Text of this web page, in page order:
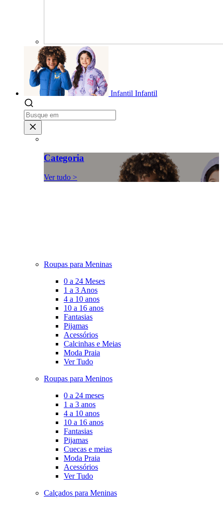
Infantil Infantil
Categoria
Ver tudo >
Roupas para Meninas
0 a 24 Meses
1 a 3 Anos
4 a 10 anos
10 a 16 anos
Fantasias
Pijamas
Acessórios
Calcinhas e Meias
Moda Praia
Ver Tudo
Roupas para Meninos
0 a 24 meses
1 a 3 anos
4 a 10 anos
10 a 16 anos
Fantasias
Pijamas
Cuecas e meias
Moda Praia
Acessórios
Ver Tudo
Calçados para Meninas